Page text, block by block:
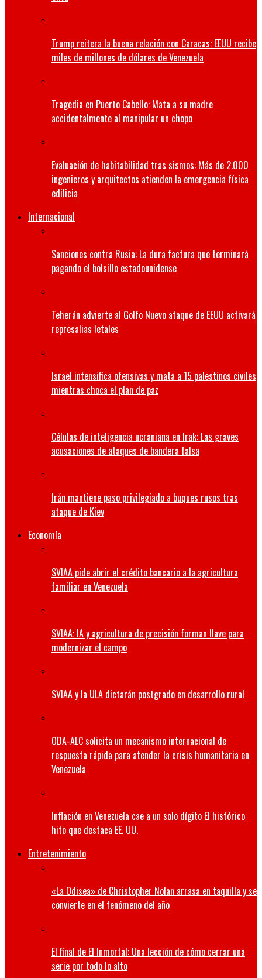
Trump reitera la buena relación con Caracas: EEUU recibe
miles de millones de dólares de Venezuela
Tragedia en Puerto Cabello: Mata a su madre
accidentalmente al manipular un chopo
Evaluación de habitabilidad tras sismos: Más de 2.000
ingenieros y arquitectos atienden la emergencia física
edilicia
Internacional
Sanciones contra Rusia: La dura factura que terminará
pagando el bolsillo estadounidense
Teherán advierte al Golfo Nuevo ataque de EEUU activará
represalias letales
Israel intensifica ofensivas y mata a 15 palestinos civiles
mientras choca el plan de paz
Células de inteligencia ucraniana en Irak: Las graves
acusaciones de ataques de bandera falsa
Irán mantiene paso privilegiado a buques rusos tras
ataque de Kiev
Economía
SVIAA pide abrir el crédito bancario a la agricultura
familiar en Venezuela
SVIAA: IA y agricultura de precisión forman llave para
modernizar el campo
SVIAA y la ULA dictarán postgrado en desarrollo rural
ODA-ALC solicita un mecanismo internacional de
respuesta rápida para atender la crisis humanitaria en
Venezuela
Inflación en Venezuela cae a un solo dígito El histórico
hito que destaca EE. UU.
Entretenimiento
«La Odisea» de Christopher Nolan arrasa en taquilla y se
convierte en el fenómeno del año
El final de El Inmortal: Una lección de cómo cerrar una
serie por todo lo alto